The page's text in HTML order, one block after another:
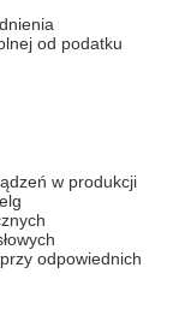
od podatku
w produkcji
odpowiednich